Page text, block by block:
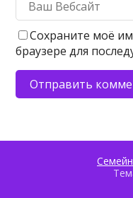
Сохраните моё
браузере для